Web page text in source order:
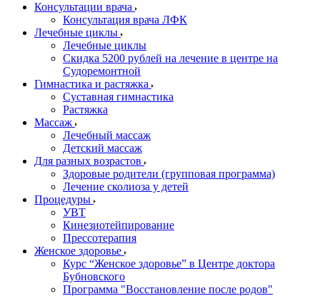
Консультации врача
Консультация врача ЛФК
Лечебные циклы
Лечебные циклы
Скидка 5200 рублей на лечение в центре на
Судоремонтной
Гимнастика и растяжка
Суставная гимнастика
Растяжка
Массаж
Лечебный массаж
Детский массаж
Для разных возрастов
Здоровые родители (групповая программа)
Лечение сколиоза у детей
Процедуры
УВТ
Кинезиотейпирование
Прессотерапия
Женское здоровье
Курс “Женское здоровье” в Центре доктора
Бубновского
Программа "Восстановление после родов"